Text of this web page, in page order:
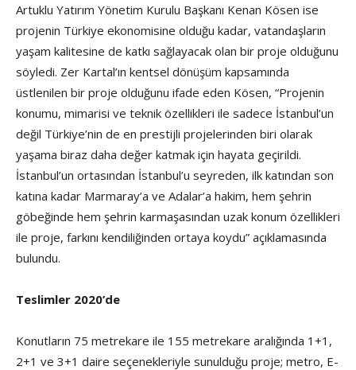
Artuklu Yatırım Yönetim Kurulu Başkanı Kenan Kösen ise
projenin Türkiye ekonomisine olduğu kadar, vatandaşların
yaşam kalitesine de katkı sağlayacak olan bir proje olduğunu
söyledi. Zer Kartal’ın kentsel dönüşüm kapsamında
üstlenilen bir proje olduğunu ifade eden Kösen, “Projenin
konumu, mimarisi ve teknik özellikleri ile sadece İstanbul’un
değil Türkiye’nin de en prestijli projelerinden biri olarak
yaşama biraz daha değer katmak için hayata geçirildi.
İstanbul’un ortasından İstanbul’u seyreden, ilk katından son
katına kadar Marmaray’a ve Adalar’a hakim, hem şehrin
göbeğinde hem şehrin karmaşasından uzak konum özellikleri
ile proje, farkını kendiliğinden ortaya koydu” açıklamasında
bulundu.
Teslimler 2020’de
Konutların 75 metrekare ile 155 metrekare aralığında 1+1,
2+1 ve 3+1 daire seçenekleriyle sunulduğu proje; metro, E-